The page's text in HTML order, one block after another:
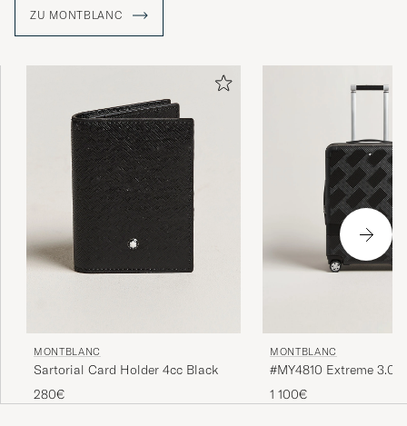
Schreibens von Hand revolutionieren sollte.
ZU MONTBLANC
MONTBLANC
Sartorial Card Holder 4cc Black
280€
MONTBLANC
#MY4810 Extreme 3.0
1 100€